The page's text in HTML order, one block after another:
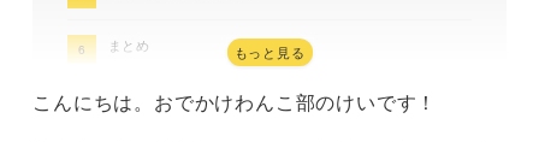
まとめ もっと見る
こんにちは。おでかけわんこ部のけいです！